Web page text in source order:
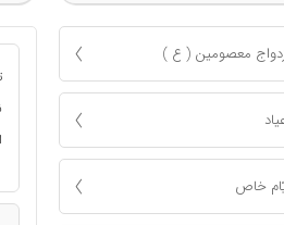
معصومين ( ع )
خاص